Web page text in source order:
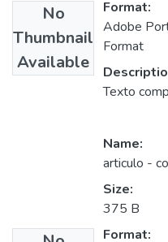
No
Thumbnail
Available
Format:
Adobe
Format
Texto
Name:
articulo -
Size:
375 B
Format: